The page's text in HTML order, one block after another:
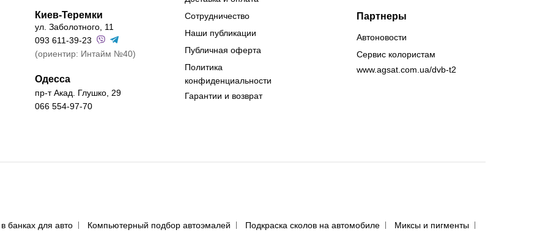
Киев-Теремки
ул. Заболотного, 11
093 611-39-23
(ориентир: Интайм №40)
Одесса
пр-т Акад. Глушко, 29
066 554-97-70
Сотрудничество
Наши публикации
Публичная оферта
Политика
конфиденциальности
Гарантии и возврат
Партнеры
Автоновости
Сервис колористам
www.agsat.com.ua/dvb-t2
банках для авто Компьютерный подбор автоэмалей Подкраска сколов на автомобиле Миксы и пигменты